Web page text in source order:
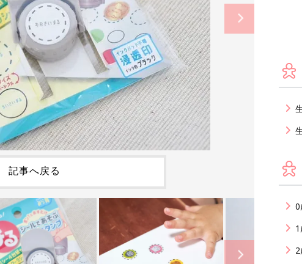
記事へ戻る
0